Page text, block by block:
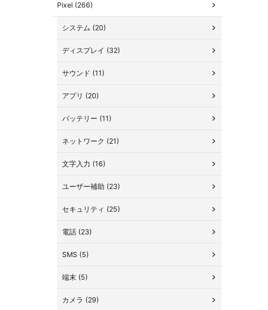
Pixel (266)
システム (20)
ディスプレイ (32)
サウンド (11)
アプリ (20)
バッテリー (11)
ネットワーク (21)
文字入力 (16)
ユーザー補助 (23)
セキュリティ (25)
電話 (23)
SMS (5)
端末 (5)
カメラ (29)